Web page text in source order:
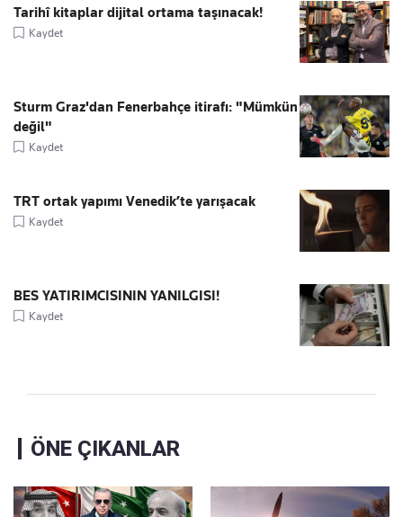
Tarihî kitaplar dijital ortama taşınacak!
Kaydet
Sturm Graz'dan Fenerbahçe itirafı: "Mümkün
değil"
Kaydet
TRT ortak yapımı Venedik’te yarışacak
Kaydet
BES YATIRIMCISININ YANILGISI!
Kaydet
ÖNE ÇIKANLAR